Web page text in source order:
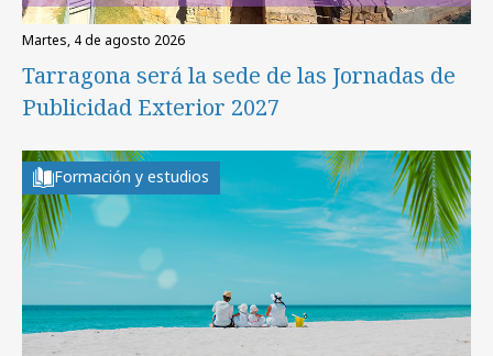
martes, 4 de agosto 2026
Tarragona será la sede de las Jornadas de
Publicidad Exterior 2027
Formación y estudios